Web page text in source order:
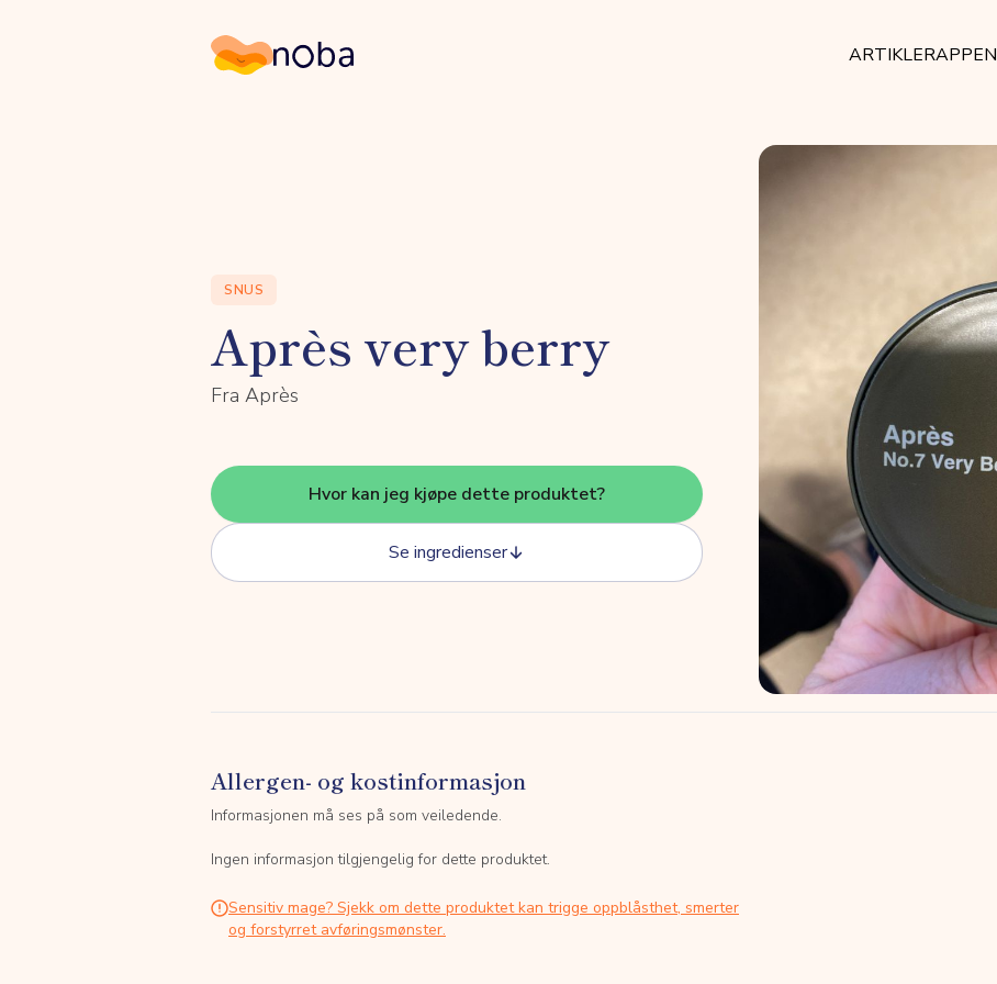
Noba ARTIKLERAPPEN
SNUS
Après very berry
Fra Après
Hvor kan jeg kjøpe dette produktet?
Se ingredienser
Allergen- og kostinformasjon
Informasjonen må ses på som veiledende.
Ingen informasjon tilgjengelig for dette produktet.
Sensitiv mage? Sjekk om dette produktet kan trigge oppblåsthet, smerter
og forstyrret avføringsmønster.